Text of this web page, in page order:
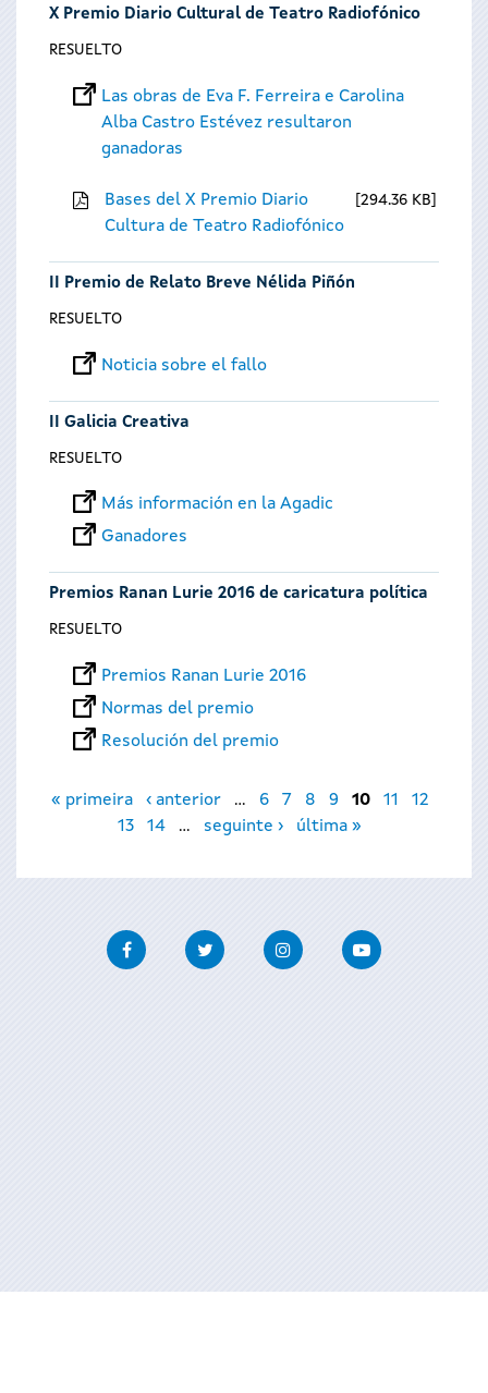
X Premio Diario Cultural de Teatro Radiofónico
RESUELTO
Las obras de Eva F. Ferreira e Carolina
Alba Castro Estévez resultaron
ganadoras
Bases del X Premio Diario
Cultura de Teatro Radiofónico
294.36 KB
II Premio de Relato Breve Nélida Piñón
RESUELTO
Noticia sobre el fallo
II Galicia Creativa
RESUELTO
Más información en la Agadic
Ganadores
Premios Ranan Lurie 2016 de caricatura política
RESUELTO
Premios Ranan Lurie 2016
Normas del premio
Resolución del premio
Páginas
« primeira ‹ anterior … 6 7 8 9 10 11
12
13
14 … seguinte › última »
FacebookTwitter InstagramYoutube